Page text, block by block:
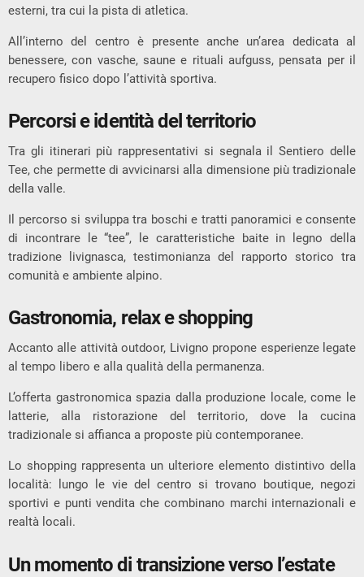
esterni, tra cui la pista di atletica.
All’interno del centro è presente anche un’area dedicata al
benessere, con vasche, saune e rituali aufguss, pensata per il
recupero fisico dopo l’attività sportiva.
Percorsi e identità del territorio
Tra gli itinerari più rappresentativi si segnala il Sentiero delle
Tee, che permette di avvicinarsi alla dimensione più tradizionale
della valle.
Il percorso si sviluppa tra boschi e tratti panoramici e consente
di incontrare le “tee”, le caratteristiche baite in legno della
tradizione livignasca, testimonianza del rapporto storico tra
comunità e ambiente alpino.
Gastronomia, relax e shopping
Accanto alle attività outdoor, Livigno propone esperienze legate
al tempo libero e alla qualità della permanenza.
L’offerta gastronomica spazia dalla produzione locale, come le
latterie, alla ristorazione del territorio, dove la cucina
tradizionale si affianca a proposte più contemporanee.
Lo shopping rappresenta un ulteriore elemento distintivo della
località: lungo le vie del centro si trovano boutique, negozi
sportivi e punti vendita che combinano marchi internazionali e
realtà locali.
Un momento di transizione verso l’estate